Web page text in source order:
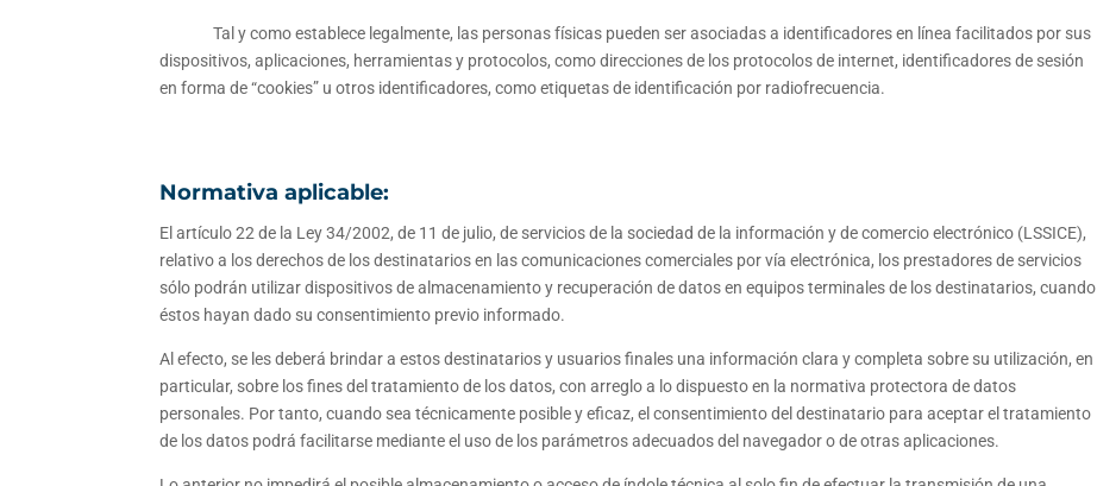
​ ​ Tal y como establece legalmente, las personas físicas pueden ser asociadas a identificadores en línea facilitados por sus
dispositivos, aplicaciones, herramientas y protocolos, como direcciones de los protocolos de internet, identificadores de sesión
en forma de “cookies” u otros identificadores, como etiquetas de identificación por radiofrecuencia.
Normativa aplicable:
El artículo 22 de la Ley 34/2002, de 11 de julio, de servicios de la sociedad de la información y de comercio electrónico (LSSICE),
relativo a los derechos de los destinatarios en las comunicaciones comerciales por vía electrónica, los prestadores de servicios
sólo podrán utilizar dispositivos de almacenamiento y recuperación de datos en equipos terminales de los destinatarios, cuando
éstos hayan dado su consentimiento previo informado.
Al efecto, se les deberá brindar a estos destinatarios y usuarios finales una información clara y completa sobre su utilización, en
particular, sobre los fines del tratamiento de los datos, con arreglo a lo dispuesto en la normativa protectora de datos
personales. Por tanto, cuando sea técnicamente posible y eficaz, el consentimiento del destinatario para aceptar el tratamiento
de los datos podrá facilitarse mediante el uso de los parámetros adecuados del navegador o de otras aplicaciones.